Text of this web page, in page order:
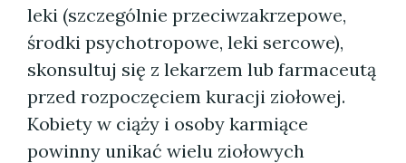
leki (szczególnie przeciwzakrzepowe,
środki psychotropowe, leki sercowe),
skonsultuj się z lekarzem lub farmaceutą
przed rozpoczęciem kuracji ziołowej.
Kobiety w ciąży i osoby karmiące
powinny unikać wielu ziołowych